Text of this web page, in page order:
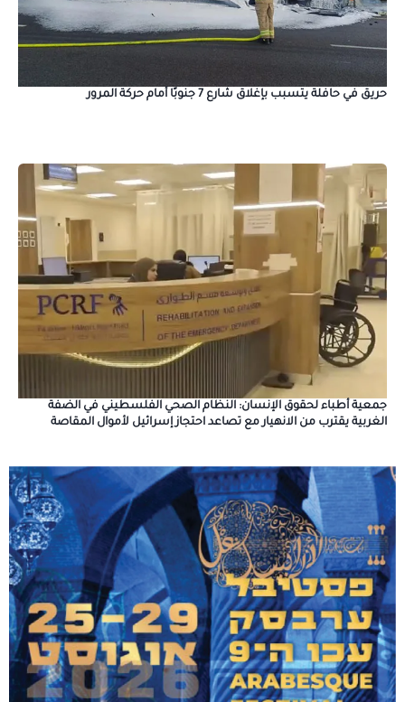
حريق في حافلة يتسبب بإغلاق شارع 7 جنوبًا أمام حركة المرور
جمعية أطباء لحقوق الإنسان: النظام الصحي الفلسطيني في الضفة
الغربية يقترب من الانهيار مع تصاعد احتجاز إسرائيل لأموال المقاصة